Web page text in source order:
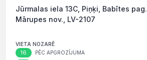
Jūrmalas iela 13C, Piņķi, Babītes pag.,
Mārupes nov., LV-2107
VIETA NOZARĒ
16 PĒC APGROZĪJUMA